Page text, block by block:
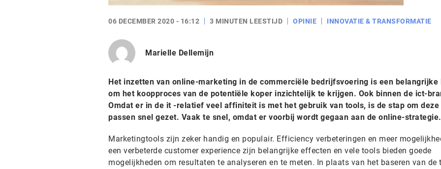
06 DECEMBER 2020 - 16:12 3 MINUTEN LEESTIJD OPINIE INNOVATIE & TRANSFORMATIE
Marielle Dellemijn
Het inzetten van online-marketing in de commerciële bedrijfsvoering is een belangrijke
om het koopproces van de potentiële koper inzichtelijk te krijgen. Ook binnen de ict-
Omdat er in de it -relatief veel affiniteit is met het gebruik van tools, is de stap om deze
passen snel gezet. Vaak te snel, omdat er voorbij wordt gegaan aan de online-strategie.
Marketingtools zijn zeker handig en populair. Efficiency verbeteringen en meer
een verbeterde customer experience zijn belangrijke effecten en vele tools bieden goede
mogelijkheden om resultaten te analyseren en te meten. In plaats van het baseren van de